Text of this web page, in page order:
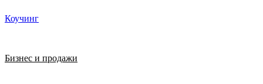
Коучинг
Бизнес и продажи